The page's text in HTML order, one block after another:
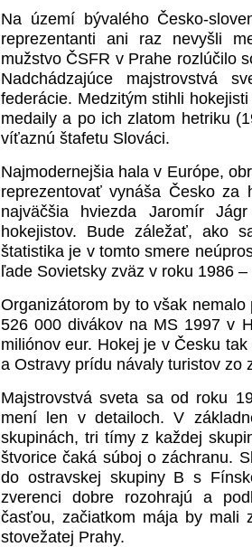
Na území bývalého Česko-
reprezentanti ani raz nevyšli
mužstvo ČSFR v Prahe rozlúčilo
Nadchádzajúce majstrovstvá
federácie. Medzitým stihli
medaily a po ich zlatom hetriku
víťaznú štafetu Slováci.
Najmodernejšia hala v Európe,
reprezentovať vynáša Česko za
najväčšia hviezda Jaromír
hokejistov. Bude záležať, ako
štatistika je v tomto smere
ľade Sovietsky zväz v roku 1986
Organizátorom by to však
526 000 divákov na MS 1997 v
miliónov eur. Hokej je v Česku
a Ostravy prídu návaly turistov zo
Majstrovstvá sveta sa od roku
mení len v detailoch. V
skupinách, tri tímy z každej
štvorice čaká súboj o záchranu.
do ostravskej skupiny B s
zverenci dobre rozohrajú a
časťou, začiatkom mája by mali
stovežatej Prahy.